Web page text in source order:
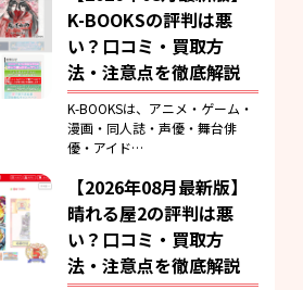
K-BOOKSの評判は悪
い？口コミ・買取方
法・注意点を徹底解説
K-BOOKSは、アニメ・ゲーム・
漫画・同人誌・声優・舞台俳
優・アイド…
【2026年08月最新版】
晴れる屋2の評判は悪
い？口コミ・買取方
法・注意点を徹底解説